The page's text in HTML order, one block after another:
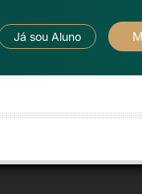
Já sou Aluno